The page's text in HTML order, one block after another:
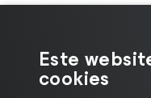
Este
cookies